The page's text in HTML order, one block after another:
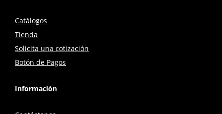
Catálogos
Tienda
Solicita una cotización
Botón de Pagos
Información